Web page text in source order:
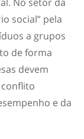
social” pela
a grupos
de forma
devem
e da